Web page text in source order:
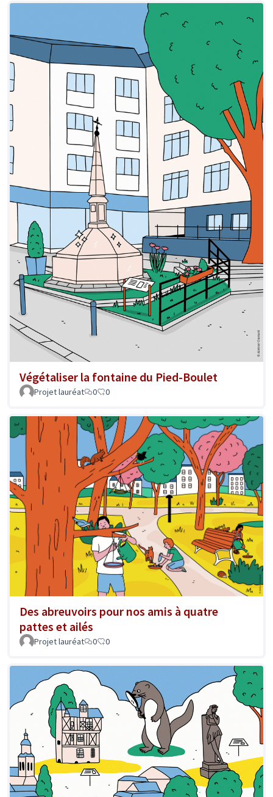
Végétaliser la fontaine du Pied-Boulet
Projet lauréat 0 0
Des abreuvoirs pour nos amis à quatre
pattes et ailés
Projet lauréat 0 0